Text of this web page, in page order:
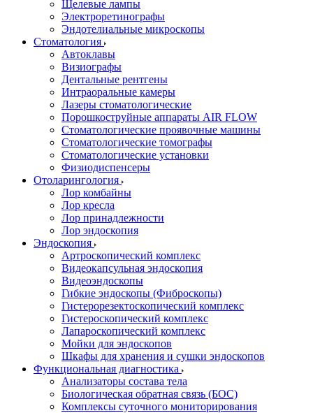
Щелевые лампы
Электроретинографы
Эндотелиальные микроскопы
Стоматология
Автоклавы
Визиографы
Дентальные рентгены
Интраоральные камеры
Лазеры стоматологические
Порошкоструйные аппараты AIR FLOW
Стоматологические проявочные машины
Стоматологические томографы
Стоматологические установки
Физиодиспенсеры
Отоларингология
Лор комбайны
Лор кресла
Лор принадлежности
Лор эндоскопия
Эндоскопия
Артроскопический комплекс
Видеокапсульная эндоскопия
Видеоэндоскопы
Гибкие эндоскопы (Фиброcкопы)
Гистерорезектоскопический комплекс
Гистероскопический комплекс
Лапароскопический комплекс
Мойки для эндоскопов
Шкафы для хранения и сушки эндоскопов
Функциональная диагностика
Анализаторы состава тела
Биологическая обратная связь (БОС)
Комплексы суточного мониторирования